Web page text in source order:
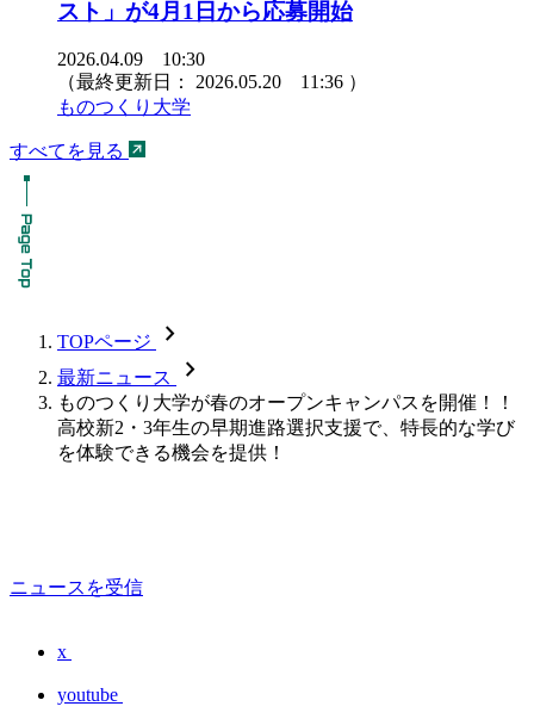
スト」が4月1日から応募開始
2026.04.09 10:30
（最終更新日： 2026.05.20 11:36 ）
ものつくり大学
すべてを見る
TOPページ chevron_forward
最新ニュース chevron_forward
ものつくり大学が春のオープンキャンパスを開催！！
高校新2・3年生の早期進路選択支援で、特長的な学び
を体験できる機会を提供！
ニュースを受信
x
youtube